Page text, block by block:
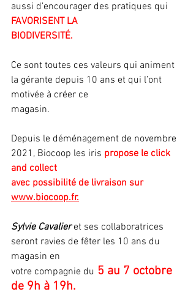
aussi d’encourager des pratiques qui
FAVORISENT LA
BIODIVERSITÉ.
Ce sont toutes ces valeurs qui animent
la gérante depuis 10 ans et qui l’ont
motivée à créer ce
magasin.
Depuis le déménagement de novembre
2021, Biocoop les iris propose le click
and collect
avec possibilité de livraison sur
www.biocoop.fr.
Sylvie Cavalier et ses collaboratrices
seront ravies de fêter les 10 ans du
magasin en
votre compagnie du 5 au 7 octobre
de 9h à 19h.